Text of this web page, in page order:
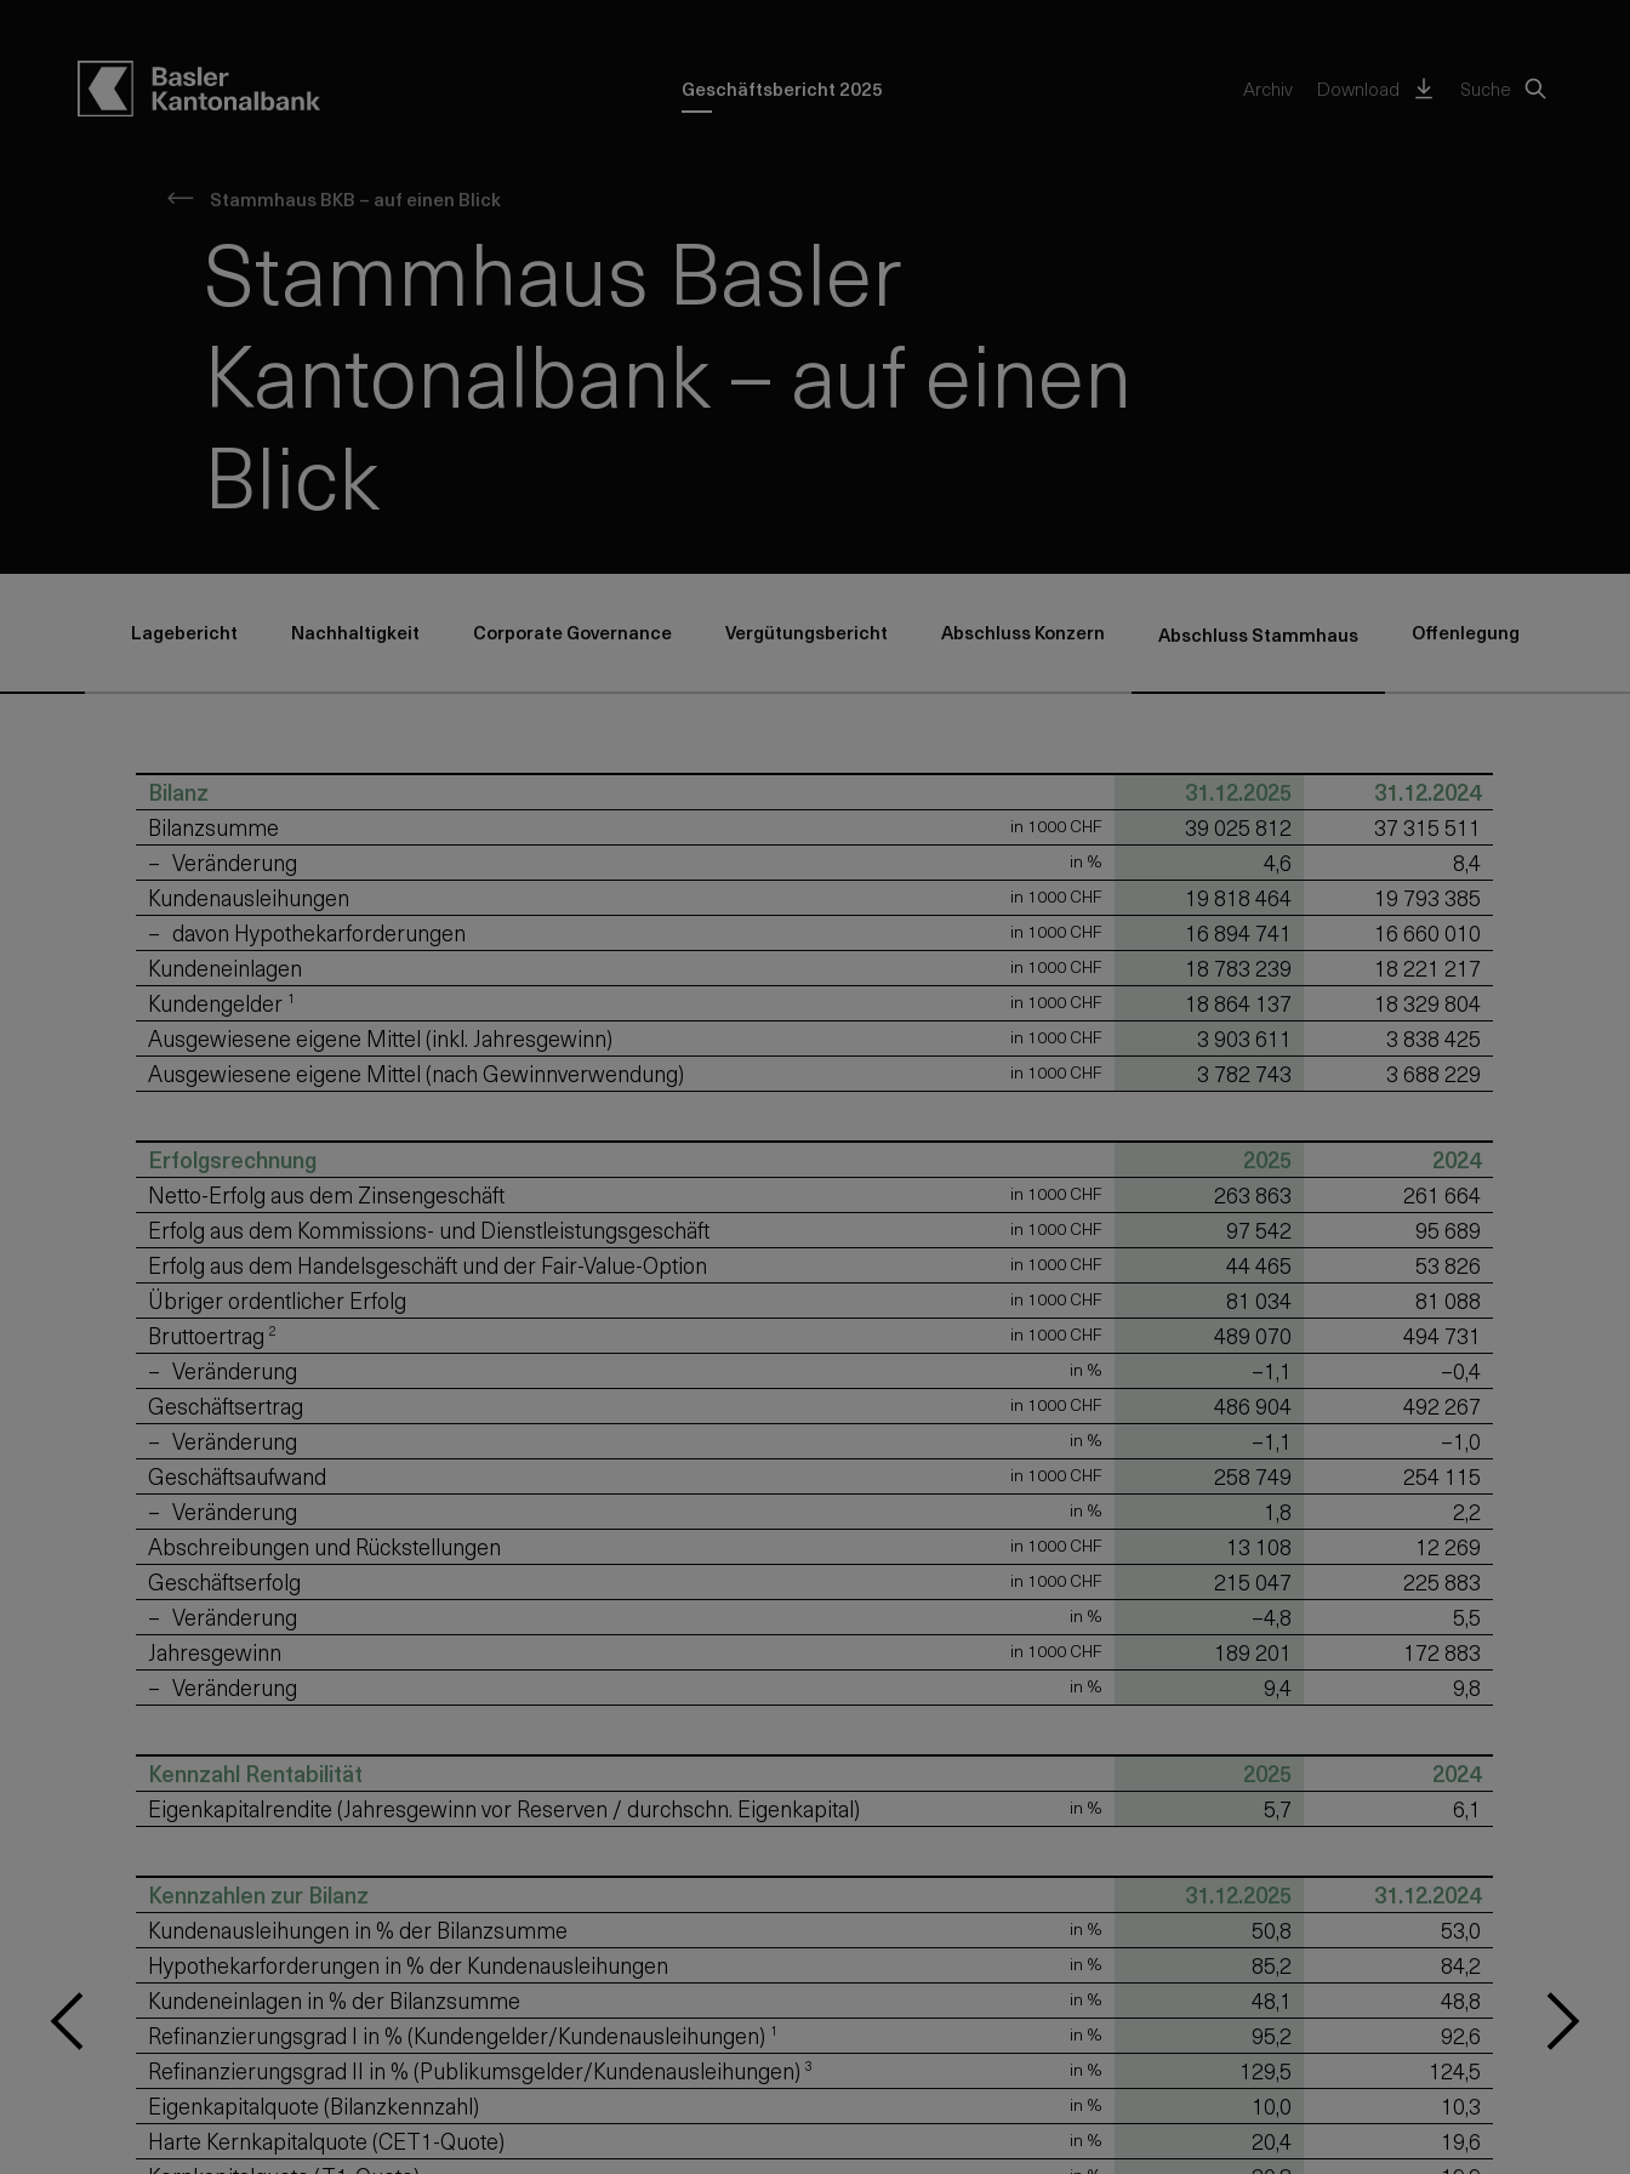
Geschäftsbericht 2025 Archiv Download Suche
Stammhaus BKB – auf einen Blick
Stammhaus Basler
Kantonalbank – auf einen
Blick
Lagebericht Nachhaltigkeit Corporate Governance Vergütungsbericht Abschluss Konzern Abschluss Stammhaus Offenlegung
Bilanz 31.12.2025
31.12.2024
Bilanzsumme
in 1000 CHF 39 025 812
37 315 511
Veränderung
in % 4,6
8,4
Kundenausleihungen
in 1000 CHF 19 818 464
19 793 385
davon Hypothekarforderungen
in 1000 CHF 16 894 741
16 660 010
Kundeneinlagen
in 1000 CHF 18 783 239
18 221 217
Kundengelder 1 in 1000 CHF 18 864 137
18 329 804
Ausgewiesene eigene Mittel (inkl. Jahresgewinn)
in 1000 CHF 3 903 611
3 838 425
Ausgewiesene eigene Mittel (nach Gewinnverwendung)
in 1000 CHF 3 782 743 3 688 229
Erfolgsrechnung 2025
2024
Netto-Erfolg aus dem Zinsengeschäft
in 1000 CHF 263 863
261 664
Erfolg aus dem Kommissions- und Dienstleistungsgeschäft
in 1000 CHF 97 542
95 689
Erfolg aus dem Handelsgeschäft und der Fair-Value-Option
in 1000 CHF 44 465
53 826
Übriger ordentlicher Erfolg
in 1000 CHF 81 034
81 088
Bruttoertrag 2 in 1000 CHF 489 070
494 731
Veränderung
in % –1,1
–0,4
Geschäftsertrag
in 1000 CHF 486 904
492 267
Veränderung
in % –1,1
–1,0
Geschäftsaufwand
in 1000 CHF 258 749
254 115
Veränderung
in % 1,8
2,2
Abschreibungen und Rückstellungen
in 1000 CHF 13 108
12 269
Geschäftserfolg
in 1000 CHF 215 047
225 883
Veränderung
in % –4,8
5,5
Jahresgewinn
in 1000 CHF 189 201
172 883
Veränderung
in % 9,4 9,8
Kennzahl Rentabilität 2025
2024
Eigenkapitalrendite (Jahresgewinn vor Reserven / durchschn. Eigenkapital)
in % 5,7 6,1
Kennzahlen zur Bilanz 31.12.2025
31.12.2024
Kundenausleihungen in % der Bilanzsumme
in % 50,8
53,0
Hypothekarforderungen in % der Kundenausleihungen
in % 85,2
84,2
Kundeneinlagen in % der Bilanzsumme
in % 48,1
48,8
Refinanzierungsgrad I in % (Kundengelder/Kundenausleihungen) 1 in % 95,2
92,6
Refinanzierungsgrad II in % (Publikumsgelder/Kundenausleihungen) 3 in % 129,5
124,5
Eigenkapitalquote (Bilanzkennzahl)
in % 10,0
10,3
Harte Kernkapitalquote (CET1-Quote)
in % 20,4
19,6